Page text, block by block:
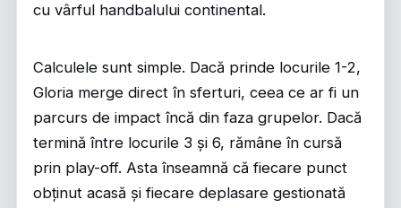
cu vârful handbalului continental.
Calculele sunt simple. Dacă prinde locurile 1-2,
Gloria merge direct în sferturi, ceea ce ar fi un
parcurs de impact încă din faza grupelor. Dacă
termină între locurile 3 și 6, rămâne în cursă
prin play-off. Asta înseamnă că fiecare punct
obținut acasă și fiecare deplasare gestionată